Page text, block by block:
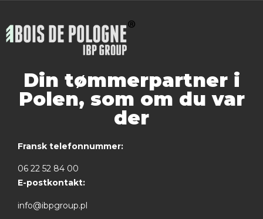
Din tømmerpartner i
Polen, som om du var
der
Fransk telefonnummer:
06 22 52 84 00
E-postkontakt:
info@ibpgroup.pl